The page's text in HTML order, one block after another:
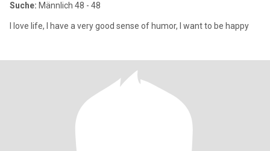
Suche: Männlich 48 - 48
I love life, I have a very good sense of humor, I want to be happy